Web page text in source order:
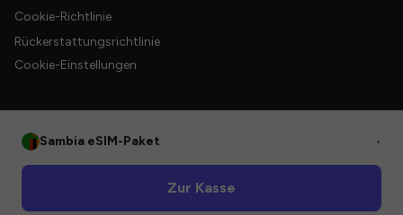
Cookie-Richtlinie
Rückerstattungsrichtlinie
Cookie-Einstellungen
Sambia eSIM-Paket •
Zur Kasse